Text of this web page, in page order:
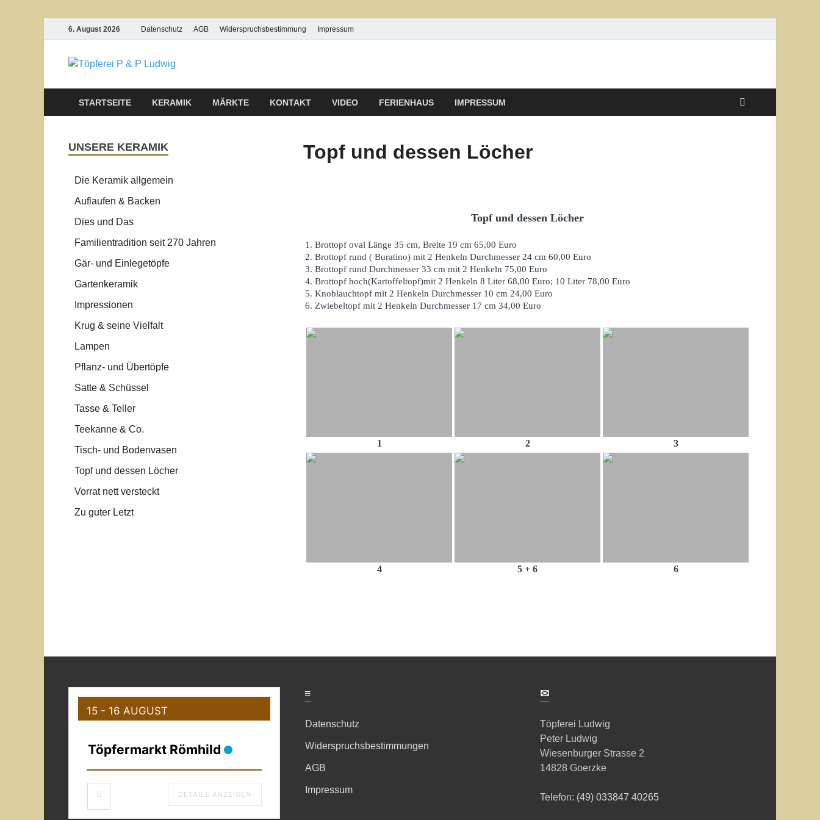
6. August 2026 Datenschutz AGB Widerspruchsbestimmung Impressum
STARTSEITE KERAMIK MÄRKTE KONTAKT VIDEO FERIENHAUS IMPRESSUM
Topf und dessen Löcher
Topf und dessen Löcher
1. Brottopf oval Länge 35 cm, Breite 19 cm 65,00 Euro
2. Brottopf rund ( Buratino) mit 2 Henkeln Durchmesser 24 cm 60,00 Euro
3. Brottopf rund Durchmesser 33 cm mit 2 Henkeln 75,00 Euro
4. Brottopf hoch(Kartoffeltopf)mit 2 Henkeln 8 Liter 68,00 Euro; 10 Liter 78,00 Euro
5. Knoblauchtopf mit 2 Henkeln Durchmesser 10 cm 24,00 Euro
6. Zwiebeltopf mit 2 Henkeln Durchmesser 17 cm 34,00 Euro
1 2 3
4 5 + 6 6
UNSERE KERAMIK
Die Keramik allgemein
Auflaufen & Backen
Dies und Das
Familientradition seit 270 Jahren
Gär- und Einlegetöpfe
Gartenkeramik
Impressionen
Krug & seine Vielfalt
Lampen
Pflanz- und Übertöpfe
Satte & Schüssel
Tasse & Teller
Teekanne & Co.
Tisch- und Bodenvasen
Topf und dessen Löcher
Vorrat nett versteckt
Zu guter Letzt
15 - 16 AUGUST
Töpfermarkt Römhild
DETAILS ANZEIGEN
≡
Datenschutz
Widerspruchsbestimmungen
AGB
Impressum
✉
Töpferei Ludwig
Peter Ludwig
Wiesenburger Strasse 2
14828 Goerzke
Telefon: (49) 033847 40265